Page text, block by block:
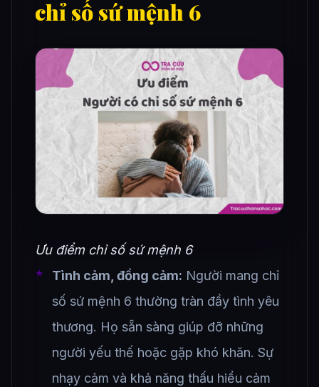
chỉ số sứ mệnh 6
Ưu điểm chỉ số sứ mệnh 6
Tình cảm, đồng cảm: Người mang chỉ
số sứ mệnh 6 thường tràn đầy tình yêu
thương. Họ sẵn sàng giúp đỡ những
người yếu thế hoặc gặp khó khăn. Sự
nhạy cảm và khả năng thấu hiểu cảm